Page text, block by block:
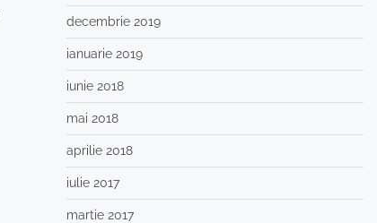
decembrie 2019
ianuarie 2019
iunie 2018
mai 2018
aprilie 2018
iulie 2017
martie 2017